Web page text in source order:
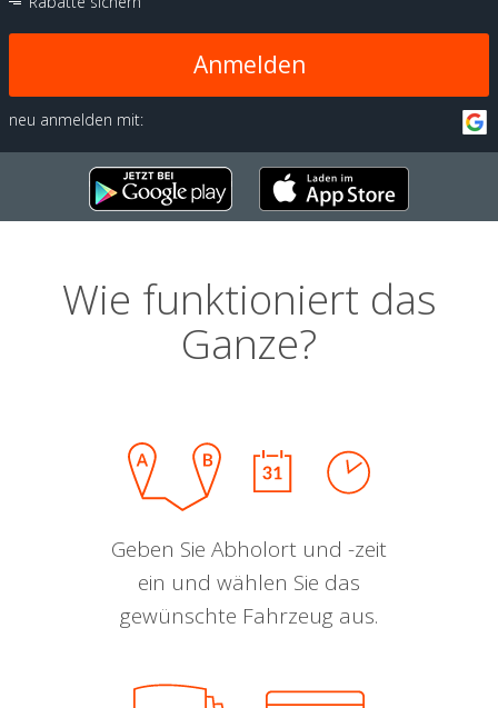
Anmelden
neu anmelden mit:
Wie funktioniert das
Ganze?
Geben Sie Abholort und -zeit
ein und wählen Sie das
gewünschte Fahrzeug aus.